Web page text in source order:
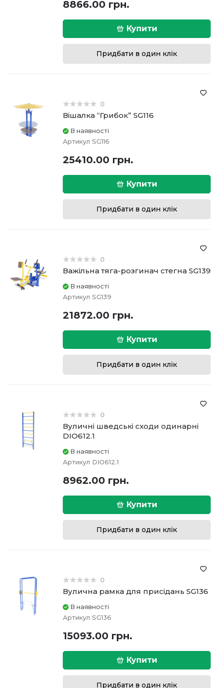
8866.00 грн.
Купити
Придбати в один клік
0
Вішалка “Грибок” SG116
В наявності
Артикул SG116
25410.00 грн.
Купити
Придбати в один клік
0
Важільна тяга-розгинач стегна SG139
В наявності
Артикул SG139
21872.00 грн.
Купити
Придбати в один клік
0
Вуличні шведські сходи одинарні
DIO612.1
В наявності
Артикул DIO612.1
8962.00 грн.
Купити
Придбати в один клік
0
Вулична рамка для присідань SG136
В наявності
Артикул SG136
15093.00 грн.
Купити
Придбати в один клік